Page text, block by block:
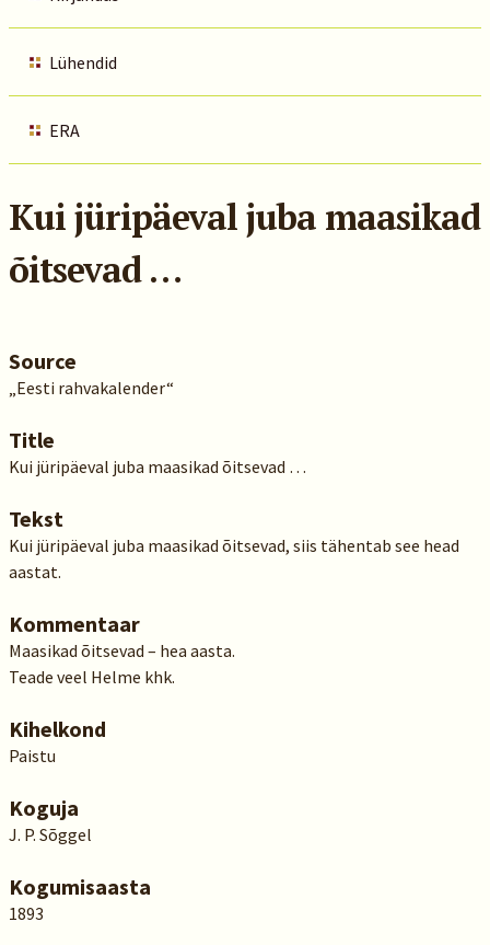
Lühendid
ERA
Kui jüripäeval juba maasikad
õitsevad …
Source
„Eesti rahvakalender“
Title
Kui jüripäeval juba maasikad õitsevad …
Tekst
Kui jüripäeval juba maasikad õitsevad, siis tähentab see head
aastat.
Kommentaar
Maasikad õitsevad – hea aasta.
Teade veel Helme khk.
Kihelkond
Paistu
Koguja
J. P. Sõggel
Kogumisaasta
1893